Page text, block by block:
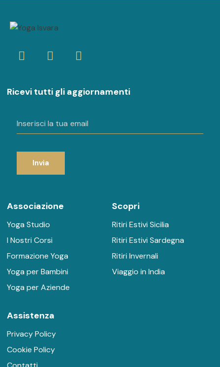
Ricevi tutti gli aggiornamenti
Invia
Associazione
Yoga Studio
I Nostri Corsi
Formazione Yoga
Yoga per Bambini
Yoga per Aziende
Scopri
Ritiri Estivi Sicilia
Ritiri Estivi Sardegna
Ritiri Invernali
Viaggio in India
Assistenza
Privacy Policy
Cookie Policy